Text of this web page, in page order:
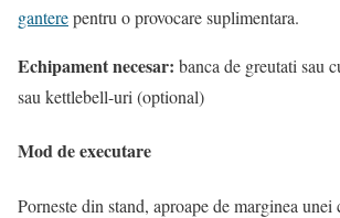
ganterepentru o provocare suplimentara.
Echipament necesar: banca de greutati sau
sau kettlebell-uri (optional)
Mod de executare
Porneste din stand, aproape de marginea unei